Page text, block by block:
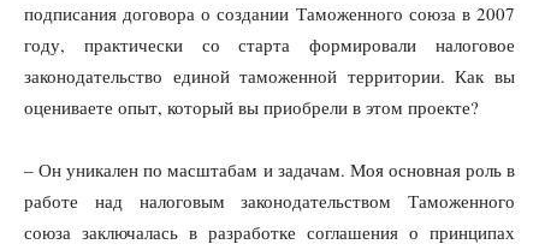
подписания договора о создании Таможенного союза в 2007
году, практически со старта формировали налоговое
законодательство единой таможенной территории. Как вы
оцениваете опыт, который вы приобрели в этом проекте?
– Он уникален по масштабам и задачам. Моя основная роль в
работе над налоговым законодательством Таможенного
союза заключалась в разработке соглашения о принципах